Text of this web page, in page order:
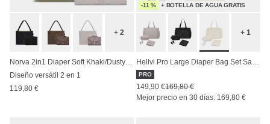
+ 2
Norva 2in1 Diaper Soft Khaki/Dusty Sand
Diseño versátil 2 en 1
119,80 €
-11 % + BOTELLA DE AGUA GRATIS
+ 1
Hellvi Pro Large Diaper Bag Set Sandstone
PRO
149,90 €169,80 €
Mejor precio en 30 días: 169,80 €